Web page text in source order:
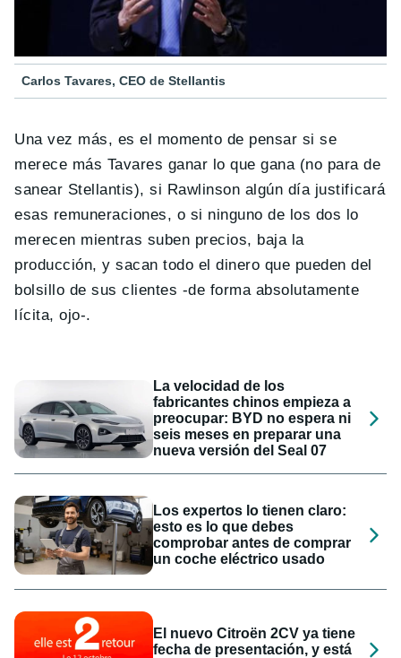
Carlos Tavares, CEO de Stellantis
Una vez más, es el momento de pensar si se
merece más Tavares ganar lo que gana (no para de
sanear Stellantis), si Rawlinson algún día justificará
esas remuneraciones, o si ninguno de los dos lo
merecen mientras suben precios, baja la
producción, y sacan todo el dinero que pueden del
bolsillo de sus clientes -de forma absolutamente
lícita, ojo-.
La velocidad de los
fabricantes chinos empieza a
preocupar: BYD no espera ni
seis meses en preparar una
nueva versión del Seal 07
Los expertos lo tienen claro:
esto es lo que debes
comprobar antes de comprar
un coche eléctrico usado
El nuevo Citroën 2CV ya tiene
fecha de presentación, y está